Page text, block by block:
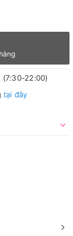
(7:30-22:00)
tại đây